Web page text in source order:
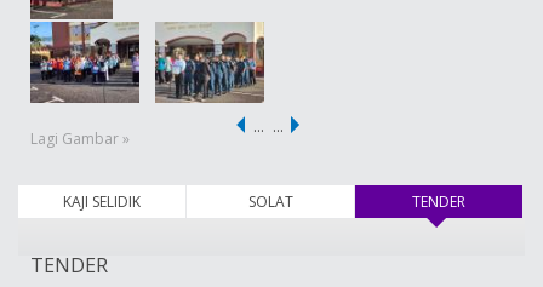
Lagi Gambar »
… …
KAJI SELIDIK SOLAT TENDER
TENDER